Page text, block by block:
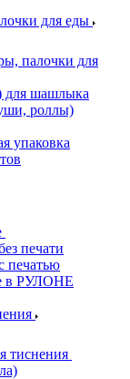
для еды
палочки для
для шашлыка
роллы)
упаковка
печати
в РУЛОНЕ
тиснения